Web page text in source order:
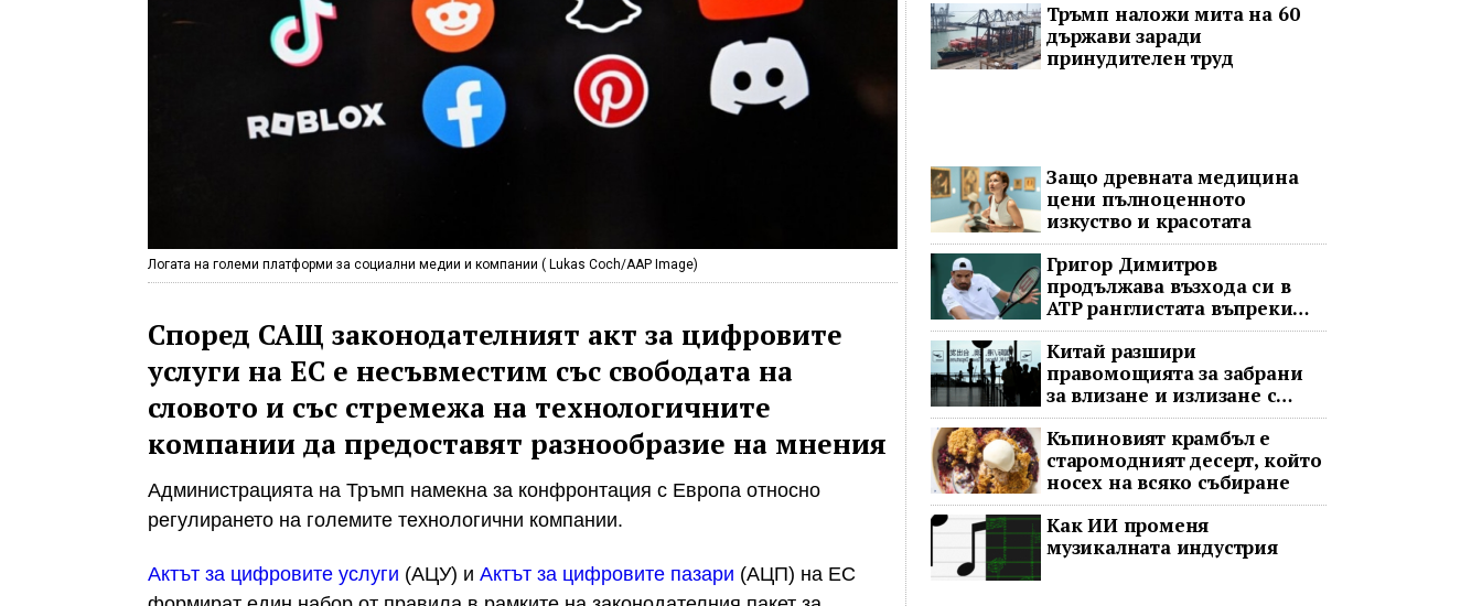
Логата на големи платформи за социални медии и компании ( Lukas Coch/AAP Image)
Според САЩ законодателният акт за цифровите
услуги на ЕС е несъвместим със свободата на
словото и със стремежа на технологичните
компании да предоставят разнообразие на мнения
Администрацията на Тръмп намекна за конфронтация с Европа относно
регулирането на големите технологични компании.
Актът за цифровите услуги (АЦУ) и Актът за цифровите пазари (АЦП) на ЕС
Тръмп наложи мита на 60
държави заради
принудителен труд
Защо древната медицина
цени пълноценното
изкуство и красотата
Григор Димитров
продължава възхода си в
ATP ранглистата въпреки
принудителната пауза
Китай разшири
правомощията за забрани
за влизане и излизане с
всеобхватни нови правила
Къпиновият крамбъл е
старомодният десерт, който
носех на всяко събиране
Как ИИ променя
музикалната индустрия